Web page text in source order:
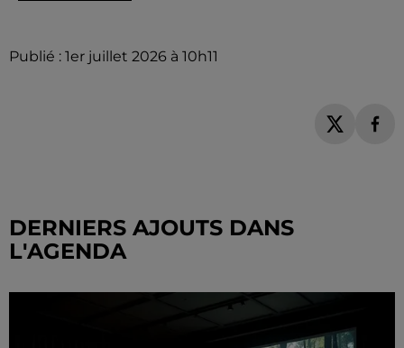
Publié : 1er juillet 2026 à 10h11
DERNIERS AJOUTS DANS
L'AGENDA